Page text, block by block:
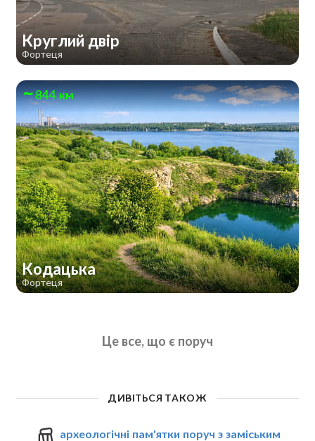
Круглий двір
Фортеця
844 км
Кодацька
Фортеця
Це все, що є поруч
ДИВІТЬСЯ ТАКОЖ
археологічні пам'ятки поруч з заміським